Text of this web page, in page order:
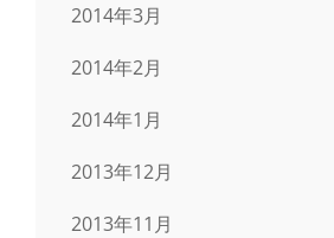
2014年3月
2014年2月
2014年1月
2013年12月
2013年11月